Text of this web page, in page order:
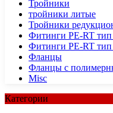
Тройники
тройники литые
Тройники
Фитинги PE-RT
Фитинги PE-RT тип
Фланцы
Фланцы с
Misc
Категории